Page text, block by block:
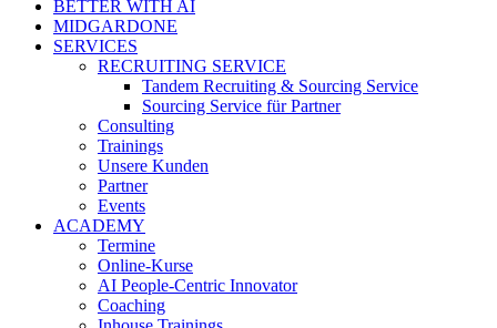
BETTER WITH AI
MIDGARDONE
SERVICES
RECRUITING SERVICE
Tandem Recruiting & Sourcing Service
Sourcing Service für Partner
Consulting
Trainings
Unsere Kunden
Partner
Events
ACADEMY
Termine
Online-Kurse
AI People-Centric Innovator
Coaching